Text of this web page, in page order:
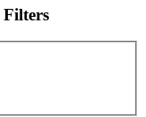
Filters